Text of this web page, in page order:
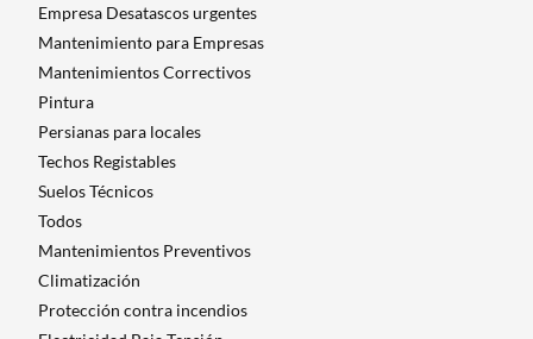
Empresa Desatascos urgentes
Mantenimiento para Empresas​
Mantenimientos Correctivos
Pintura
Persianas para locales
Techos Registables
Suelos Técnicos
Todos
Mantenimientos Preventivos
Climatización
Protección contra incendios